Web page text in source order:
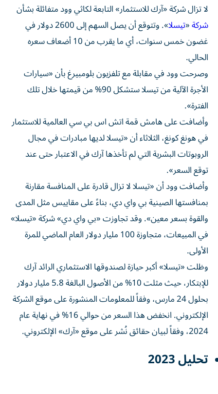
لا تزال شركة «آرك للاستثمار» التابعة لكاثي وود متفائلة بشأن
شركة«تيسلا
». وتتوقع أن يصل السهم إلى 2600 دولار في
غضون خمس سنوات، أي ما يقرب من 10 أضعاف سعره
الحالي.
وصرحت وود في مقابلة مع تلفزيون بلومبيرغ بأن «سيارات
الأجرة الآلية من تيسلا ستشكل 90% من قيمتها خلال تلك
الفترة».
وأضافت على هامش قمة اتش اس بي سي العالمية للاستثمار
في هونغ كونغ، الثلاثاء أن «تيسلا لديها مبادرات في مجال
الروبوتات البشرية التي لم تأخذها آرك في الاعتبار حتى عند
توقع السعر».
وأضافت وود أن «تيسلا لا تزال قادرة على المنافسة مقارنة
بمنافستها الصينية بي واي دي، بناءً على مقاييس مثل المدى
والقوة بسعر معين». وقد تجاوزت «بي واي دي» شركة «تيسلا»
في المبيعات، متجاوزة 100 مليار دولار العام الماضي للمرة
الأولى.
وظلت «تيسلا» أكبر حيازة لصندوقها الاستثماري الرائد آرك
للإبتكار، حيث مثلت 10% من الأصول البالغة 5.8 مليار دولار
بحلول 24 مارس، وفقاً للمعلومات المنشورة على موقع الشركة
الإلكتروني. انخفض هذا السعر من حوالي 16% في نهاية عام
2024، وفقاً لبيان حقائق نُشر على موقع «آرك» الإلكتروني.
تحليل 2023